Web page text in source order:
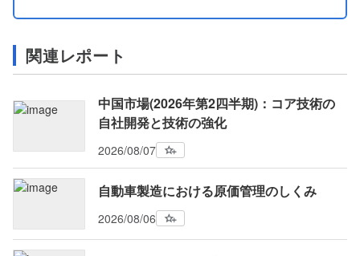
関連レポート
中国市場(2026年第2四半期)：コア技術の
自社開発と技術の強化
2026/08/07
自動車製造における原価管理のしくみ
2026/08/06